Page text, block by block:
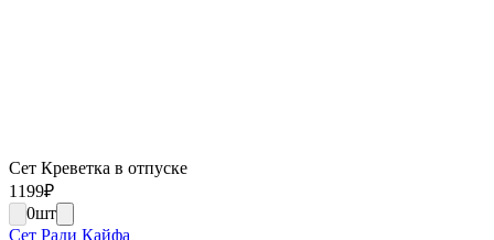
Сет Креветка в отпуске
1199₽
0шт
Сет Ради Кайфа